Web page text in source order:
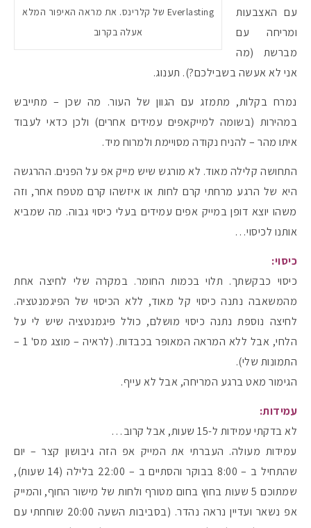
Everlasting של קלרינס. את מראה האיפור המלא
אעלה בקרוב
עם האצבעות
ומריחה עם
מברשת (מה
אני לא אעשה בשבילכם?). תענוג.
נמרח בקלות, מתמזג עם הגוון של העור. מה שכן – מתייבש
במהירות (בשומה למייקאפים עמידים אחרים) ולכן כדאי לעבוד
איתו מהר – להניח נקודה מסויימת ולמרוח מיד.
התחושה קלילה מאוד. לא מורגש שיש מייק אפ על הפנים. ההרגשה
היא של הרגע מרחתי קרם לחות או איזשהו קרם מטפח אחר, וזה
משהו יוצא דופן במייק אפים עמידים בעלי כיסוי גבוה. מה שמביא
אותנו לכיסוי…
כיסוי:
כיסוי כבקשתך. תלוי בכמות החומר. במקרה שלי לחיצה אחת
מהמשאבה נתנה כיסוי קל מאוד, ללא הכיסוי של הפיגמנטציה.
לחיצה נוספת נתנה כיסוי מושלם, כולל פיגמנטציה שיש לי על
הלחי, אבל ללא המראה המאופר בכבדות. (לראיה – מוצג מס' 1 –
התמונות שלי).
הגימור מאט ברגע המריחה, אבל לא עייף.
עמידות:
לא בדקתי עמידות ל-15 שעות, אבל קרוב…
עמידות מעולה. העברתי את המייק אפ הזה גיבושון קצר – יום
שהתחיל ב – 8:00 בבוקר והסתיים ב – 22:00 בלילה (14 שעות),
שמתוכם 5 שעות בחוץ בחום מטורף ולחות של מישור החוף, והמייק
אפ נשאר ועדיין נראה נהדר. (בסביבות השעה 20:00 שוחחתי עם